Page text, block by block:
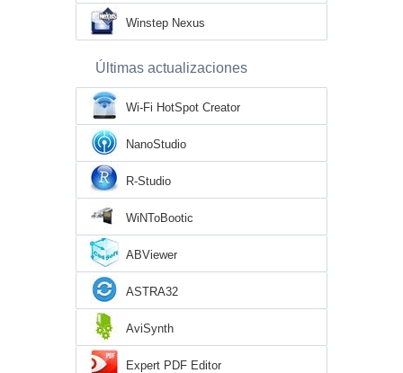
Winstep Nexus
Últimas actualizaciones
Wi-Fi HotSpot Creator
NanoStudio
R-Studio
WiNToBootic
ABViewer
ASTRA32
AviSynth
Expert PDF Editor